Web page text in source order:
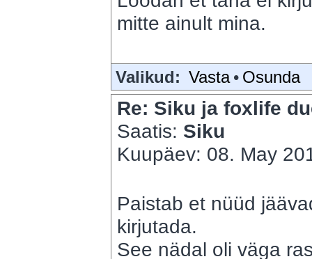
mitte ainult mina.
Valikud: Vasta • Osunda
Re: Siku ja foxlife
Saatis: Siku
Kuupäev: 08. May
Paistab et nüüd
kirjutada.
See nädal oli väga